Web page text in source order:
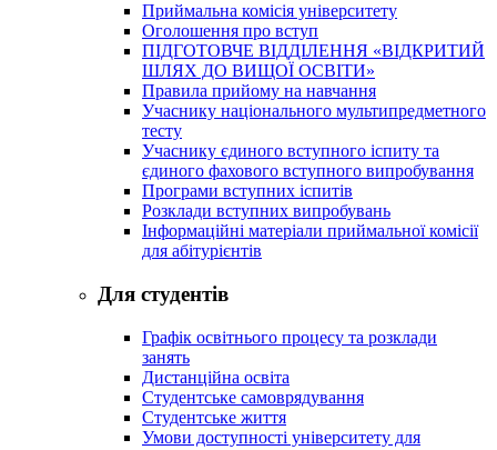
Приймальна комісія університету
Оголошення про вступ
ПІДГОТОВЧЕ ВІДДІЛЕННЯ «ВІДКРИТИЙ
ШЛЯХ ДО ВИЩОЇ ОСВІТИ»
Правила прийому на навчання
Учаснику національного мультипредметного
тесту
Учаснику єдиного вступного іспиту та
єдиного фахового вступного випробування
Програми вступних іспитів
Розклади вступних випробувань
Інформаційні матеріали приймальної комісії
для абітурієнтів
Для студентів
Графік освітнього процесу та розклади
занять
Дистанційна освіта
Студентське самоврядування
Студентське життя
Умови доступності університету для